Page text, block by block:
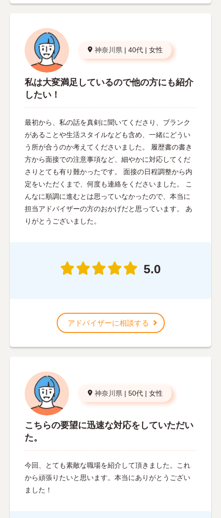
神奈川県 | 40代 | 女性
私は大変満足しているので他の方にも紹介
したい！
最初から、私の話を真剣に聞いてくださり、ブランク
があることや生活スタイルなども含め、一緒にどうい
う所が合うのか考えてくださいました。 履歴書の書き
方から面接での注意事項など、細やかに対応してくだ
さりとても有り難かったです。 面接の日程調整から内
定をいただくまで、何度も連絡をくださいました。 こ
んなに順調に進むとは思っていなかったので、本当に
担当アドバイザーの方のおかげだと思っています。 あ
りがとうございました。
5.0
アドバイザーに相談する
神奈川県 | 50代 | 女性
こちらの要望に迅速な対応をしていただい
た。
今回、とても素敵な職場を紹介して頂きました。これ
から頑張りたいと思います。本当にありがとうござい
ました！